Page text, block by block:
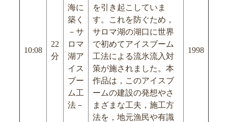
10:08
22
分
海に
築く
－サ
ロマ
湖ア
イス
ブー
ム工
法－
を引き起こしていま
す。これを防ぐため，
サロマ湖の湖口に世界
で初めてアイスブーム
工法による流氷流入対
策が施されました。本
作品は，このアイスブ
ームの建設の発想やさ
まざまな工夫，施工方
法を，地元漁民や有識
1998